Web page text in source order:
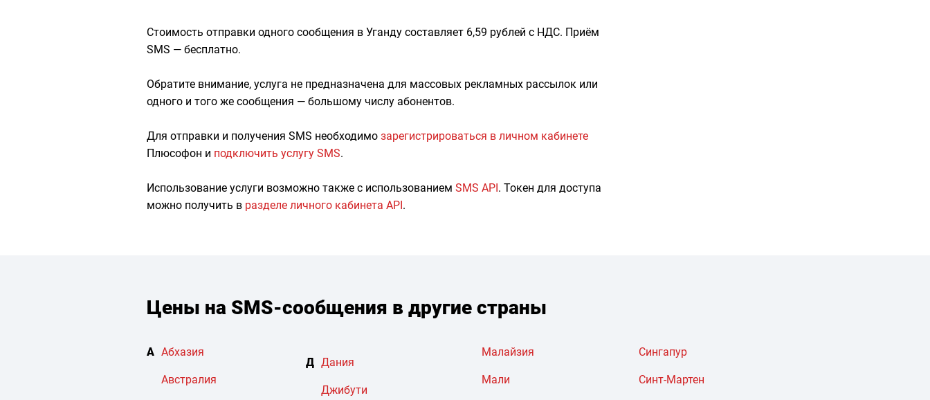
Стоимость отправки одного сообщения в Уганду составляет 6,59 рублей с НДС. Приём
SMS — бесплатно.
Обратите внимание, услуга не предназначена для массовых рекламных рассылок или
одного и того же сообщения — большому числу абонентов.
Для отправки и получения SMS необходимо зарегистрироваться в личном кабинете
Плюсофон и подключить услугу SMS.
Использование услуги возможно также с использованием SMS API. Токен для доступа
можно получить в разделе личного кабинета API.
Цены на SMS-сообщения в другие страны
А Абхазия
Австралия
Д Дания
Джибути
Малайзия
Мали
Сингапур
Синт-Мартен